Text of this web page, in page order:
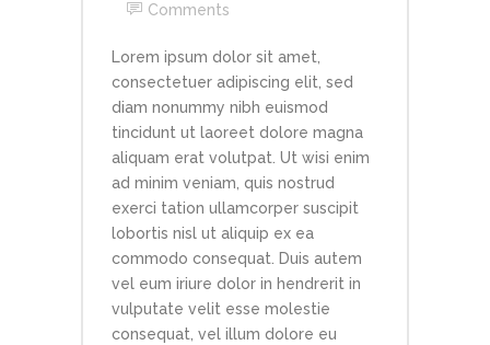
Comments
Lorem ipsum dolor sit amet,
consectetuer adipiscing elit, sed
diam nonummy nibh euismod
tincidunt ut laoreet dolore magna
aliquam erat volutpat. Ut wisi enim
ad minim veniam, quis nostrud
exerci tation ullamcorper suscipit
lobortis nisl ut aliquip ex ea
commodo consequat. Duis autem
vel eum iriure dolor in hendrerit in
vulputate velit esse molestie
consequat, vel illum dolore eu